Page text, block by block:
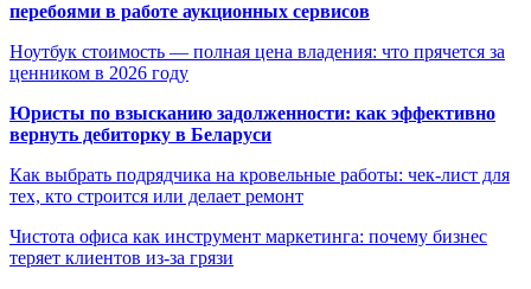
перебоями в работе аукционных сервисов
Ноутбук стоимость — полная цена владения: что прячется за
ценником в 2026 году
Юристы по взысканию задолженности: как эффективно
вернуть дебиторку в Беларуси
Как выбрать подрядчика на кровельные работы: чек-лист для
тех, кто строится или делает ремонт
Чистота офиса как инструмент маркетинга: почему бизнес
теряет клиентов из-за грязи